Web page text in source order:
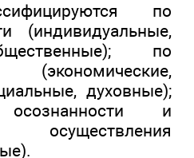
по
(индивидуальные,
по
(экономические,
духовные);
и